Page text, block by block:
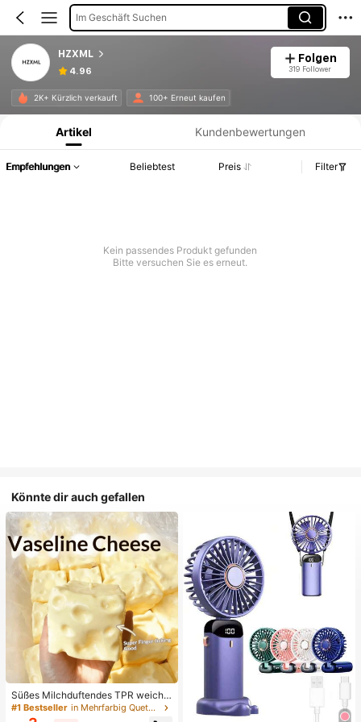
Im Geschäft Suchen
HZXML
4.96
Folgen
319 Follower
2K+ Kürzlich verkauft 100+ Erneut kaufen
Produktinformation: Preisangabe, Verkaufs- und Lagerbestandsdetails.
Artikel Kundenbewertungen
Empfehlungen Beliebtest Preis Filter
Kein passendes Produkt gefunden
Bitte versuchen Sie es erneut.
Könnte dir auch gefallen
Süßes Milchduftendes TPR weiche
s quetschbares Dumpling-förmiges
Stressabbau-Spielzeug, 5cm niedli
#1 Bestseller in Mehrfarbig Quetschspielzeug für Teenager